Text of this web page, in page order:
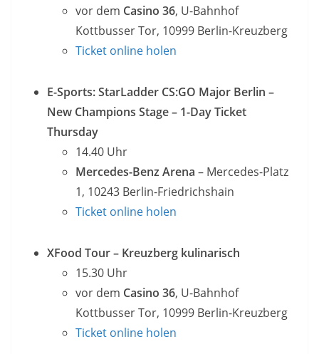
vor dem Casino 36, U-Bahnhof
Kottbusser Tor, 10999 Berlin-Kreuzberg
Ticket online holen
E-Sports: StarLadder CS:GO Major Berlin –
New Champions Stage – 1-Day Ticket
Thursday
14.40 Uhr
Mercedes-Benz Arena – Mercedes-Platz
1, 10243 Berlin-Friedrichshain
Ticket online holen
XFood Tour – Kreuzberg kulinarisch
15.30 Uhr
vor dem Casino 36, U-Bahnhof
Kottbusser Tor, 10999 Berlin-Kreuzberg
Ticket online holen